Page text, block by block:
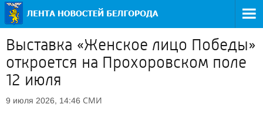
Выставка «Женское лицо Победы»
откроется на Прохоровском поле
12 июля
9 июля 2026, 14:46 СМИ